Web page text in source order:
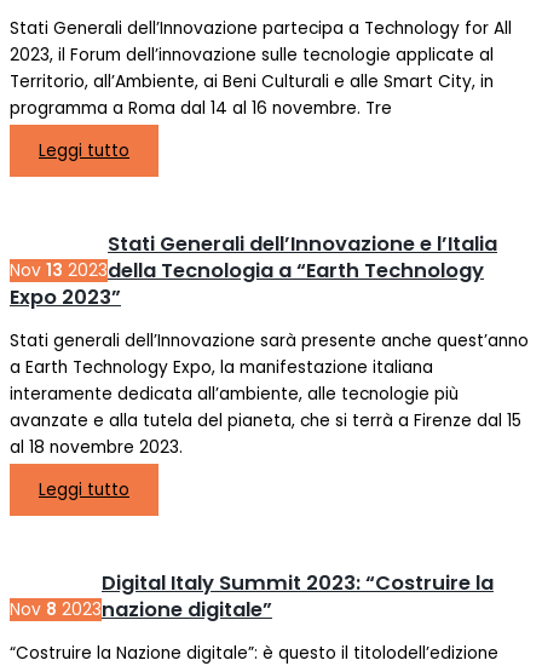
Stati Generali dell’Innovazione partecipa a Technology for All
2023, il Forum dell’innovazione sulle tecnologie applicate al
Territorio, all’Ambiente, ai Beni Culturali e alle Smart City, in
programma a Roma dal 14 al 16 novembre. Tre
Leggi tutto
Nov 13 2023
Stati Generali dell’Innovazione e l’Italia
della Tecnologia a “Earth Technology
Expo 2023”
Stati generali dell’Innovazione sarà presente anche quest’anno
a Earth Technology Expo, la manifestazione italiana
interamente dedicata all’ambiente, alle tecnologie più
avanzate e alla tutela del pianeta, che si terrà a Firenze dal 15
al 18 novembre 2023.
Leggi tutto
Nov 8 2023
Digital Italy Summit 2023: “Costruire la
nazione digitale”
“Costruire la Nazione digitale”: è questo il titolodell’edizione